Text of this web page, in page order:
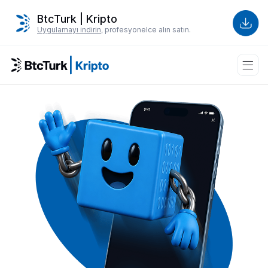
BtcTurk | Kripto
Uygulamayı indirin, profesyonelce alın satın.